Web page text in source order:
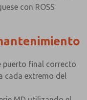
con ROSS
puerto final correcto
cada extremo del